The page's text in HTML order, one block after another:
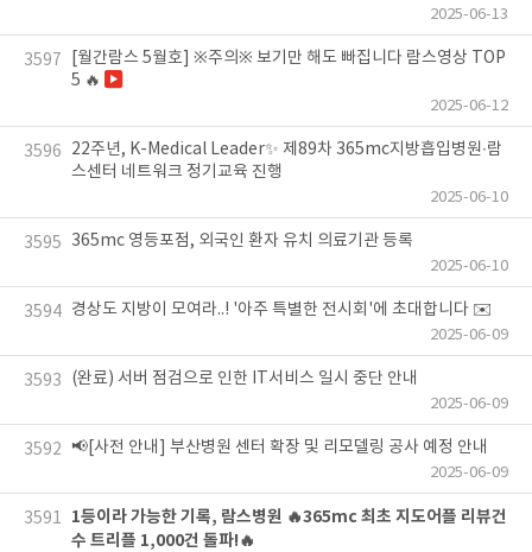
2025-06-13
3597
[월간람스 5월호] ※주의※ 보기만 해도 빠집니다 람스영상 TOP
5 🔥
2025-06-12
3596
22주년, K-Medical Leader✨ 제89차 365mc지방흡입병원∙람
스센터 네트워크 정기교육 진행
2025-06-10
3595 365mc 영등포점, 외국인 환자 유치 의료기관 등록
2025-06-10
3594 경상도 지방이 모여라..! '아주 특별한 전시회'에 초대합니다 ✉️
2025-06-09
3593 (완료) 서버 점검으로 인한 IT서비스 일시 중단 안내
2025-06-09
3592 📢[사전 안내] 부산병원 센터 확장 및 리모델링 공사 예정 안내
2025-06-09
3591
1등이라 가능한 기록, 람스병원 🔥365mc 최초 지도어플 리뷰건
수 트리플 1,000건 돌파!🔥